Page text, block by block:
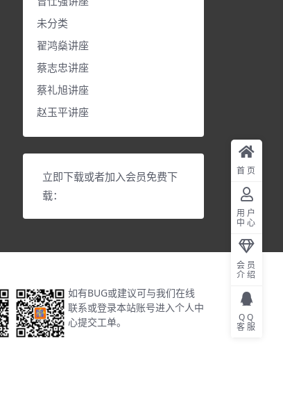
未分类
翟鸿燊讲座
蔡志忠讲座
蔡礼旭讲座
赵玉平讲座
立即下载或者加入会员免费下
载：
如有BUG或建议可与我们在线
联系或登录本站账号进入个人中
心提交工单。
首页
用户
中心
会员
介绍
QQ
客服